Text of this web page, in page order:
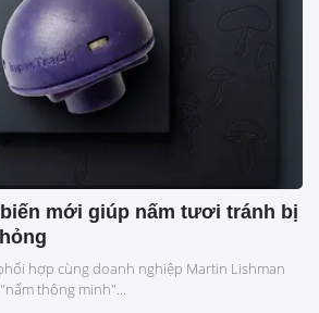
mới giúp nấm tươi tránh bị
hợp cùng doanh nghiệp Martin Lishman
thông minh"...